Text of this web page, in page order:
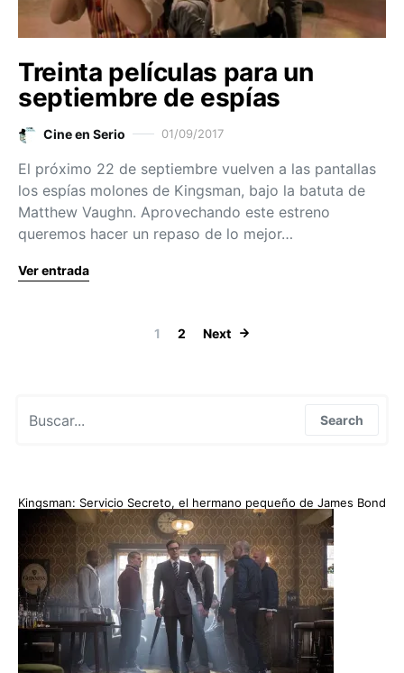
Treinta películas para un
septiembre de espías
Cine en Serio 01/09/2017
El próximo 22 de septiembre vuelven a las pantallas
los espías molones de Kingsman, bajo la batuta de
Matthew Vaughn. Aprovechando este estreno
queremos hacer un repaso de lo mejor…
Ver entrada
Paginación
1 2 Next
Search
Kingsman: Servicio Secreto, el hermano pequeño de James Bond